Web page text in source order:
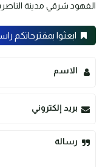
الفهود شرقي مدينة
ابعثوا بمقترحاتكم
الاسم
بريد إلكتروني
رسالة